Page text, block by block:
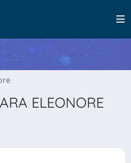
ELEONORE